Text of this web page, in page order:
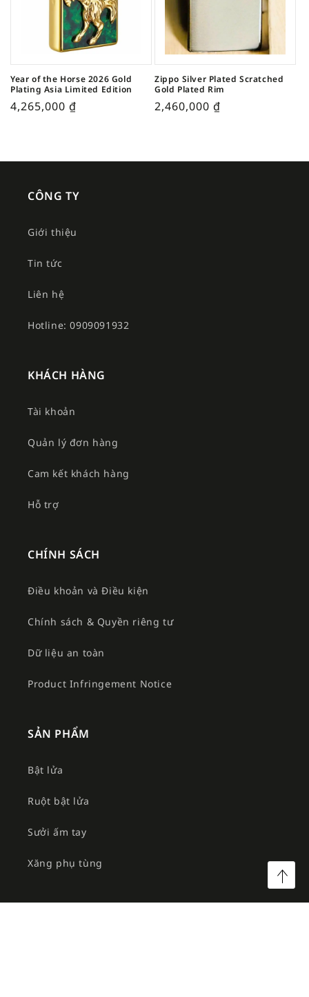
Year of the Horse 2026 Gold
Plating Asia Limited Edition
4,265,000 ₫
Zippo Silver Plated Scratched
Gold Plated Rim
2,460,000 ₫
CÔNG TY
Giới thiệu
Tin tức
Liên hệ
Hotline: 0909091932
KHÁCH HÀNG
Tài khoản
Quản lý đơn hàng
Cam kết khách hàng
Hỗ trợ
CHÍNH SÁCH
Điều khoản và Điều kiện
Chính sách & Quyền riêng tư
Dữ liệu an toàn
Product Infringement Notice
SẢN PHẨM
Bật lửa
Ruột bật lửa
Sưởi ấm tay
Xăng phụ tùng